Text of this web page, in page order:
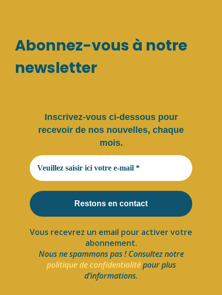
Abonnez-vous à notre
newsletter
Inscrivez-vous ci-dessous pour
recevoir de nos nouvelles, chaque
mois.
Vous recevrez un email pour activer votre
abonnement.
Nous ne spammons pas ! Consultez notre
politique de confidentialitépour plus
d’informations.